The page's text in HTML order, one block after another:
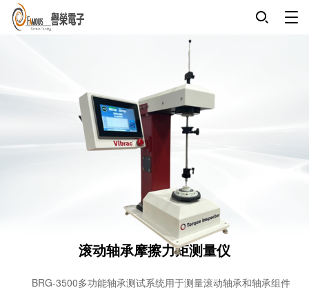
滚动轴承摩擦力矩测量仪
BRG-3500多功能轴承测试系统用于测量滚动轴承和轴承组件